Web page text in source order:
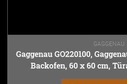
GAGGENAU
Gaggenau GO220100,
Backofen, 60 x 60 cm,
Gaggenau